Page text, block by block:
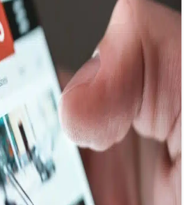
công chúng báo chí
số hiện nay, công chúng báo chí
biến đổi đáng kể, tạo…